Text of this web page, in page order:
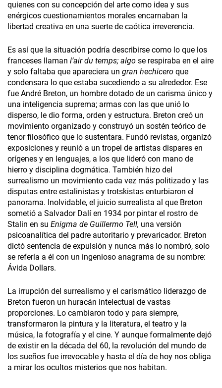
quienes con su concepción del arte como idea y sus
enérgicos cuestionamientos morales encarnaban la
libertad creativa en una suerte de caótica irreverencia.
Es así que la situación podría describirse como lo que los
franceses llaman l’air du temps; algo se respiraba en el aire
y solo faltaba que apareciera un gran hechicero que
condensara lo que estaba sucediendo a su alrededor. Ese
fue André Breton, un hombre dotado de un carisma único y
una inteligencia suprema; armas con las que unió lo
disperso, le dio forma, orden y estructura. Breton creó un
movimiento organizado y construyó un sostén teórico de
tenor filosófico que lo sustentara. Fundó revistas, organizó
exposiciones y reunió a un tropel de artistas dispares en
orígenes y en lenguajes, a los que lideró con mano de
hierro y disciplina dogmática. También hizo del
surrealismo un movimiento cada vez más politizado y las
disputas entre estalinistas y trotskistas enturbiaron el
panorama. Inolvidable, el juicio surrealista al que Breton
sometió a Salvador Dalí en 1934 por pintar el rostro de
Stalin en su Enigma de Guillermo Tell, una versión
psicoanalítica del padre autoritario y prevaricador. Breton
dictó sentencia de expulsión y nunca más lo nombró, solo
se refería a él con un ingenioso anagrama de su nombre:
Ávida Dollars.
La irrupción del surrealismo y el carismático liderazgo de
Breton fueron un huracán intelectual de vastas
proporciones. Lo cambiaron todo y para siempre,
transformaron la pintura y la literatura, el teatro y la
música, la fotografía y el cine. Y aunque formalmente dejó
de existir en la década del 60, la revolución del mundo de
los sueños fue irrevocable y hasta el día de hoy nos obliga
a mirar los ocultos misterios que nos habitan.